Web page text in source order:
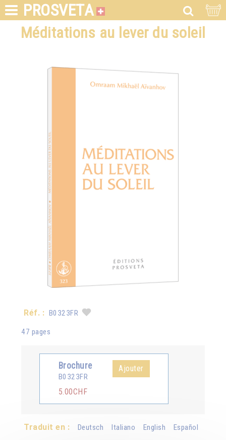
PROSVETA
Méditations au lever du soleil
Réf. : B0323FR
47 pages
Brochure
B0323FR
5.00CHF
Ajouter
Traduit en : Deutsch Italiano English Español